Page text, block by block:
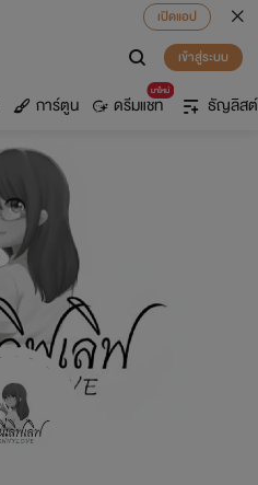
เปิดแอป
เข้าสู่ระบบ
การ์ตูน
มาใหม่
ดรีมแชท ธัญลิสต์